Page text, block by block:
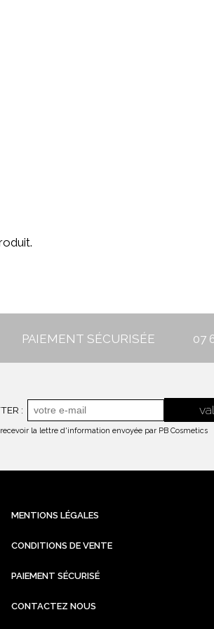
PAIEMENT SÉCURISÉE 07
:
la lettre d'information envoyée par PB Cosmetics
MENTIONS LÉGALES
CONDITIONS DE VENTE
PAIEMENT SÉCURISÉ
CONTACTEZ NOUS